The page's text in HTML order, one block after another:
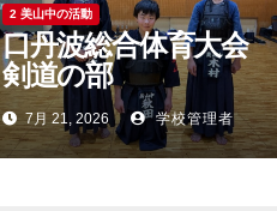
2 美山中の活動
口丹波総合体育大会
剣道の部
7月 21, 2026 学校管理者